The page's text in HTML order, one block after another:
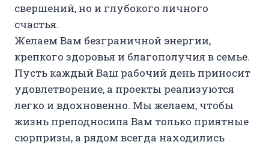
свершений, но и глубокого личного
счастья.
Желаем Вам безграничной энергии,
крепкого здоровья и благополучия в семье.
Пусть каждый Ваш рабочий день приносит
удовлетворение, а проекты реализуются
легко и вдохновенно. Мы желаем, чтобы
жизнь преподносила Вам только приятные
сюрпризы, а рядом всегда находились